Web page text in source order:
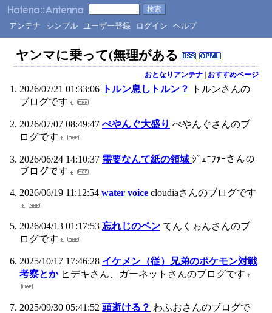
アンテナ シンプル ユーザー登録 ログイン ヘルプ
ヤンマに乗って(無理がある
おとなりアンテナ| おすすめページ
2026/07/21 01:33:06 トルン息しトルン？
トルンさんの
ブログです
2026/07/07 08:49:47 ぺやんぐ大盛り ぺやんぐさんのブ
ログです
2026/06/24 14:10:37 需要なんて紙の領域 ｼﾞｪﾆﾌｧｰさんの
ブログです
2026/06/19 11:12:54 water voice cloudiaさんのブログです
2026/04/13 01:17:53 忘れじのペン てんくゎんさんのブ
ログです
2025/10/17 17:46:28 イケメン（従）兄弟のポケモン対戦
考察とか ヒデキさん、ガーネットさんのブログです
2025/09/30 05:41:52 頭逝ける？ わふおさんのブログで